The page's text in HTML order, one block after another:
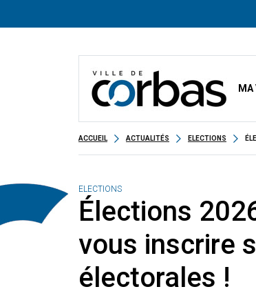
MA
ACCUEIL ACTUALITÉS ELECTIONS
ELECTIONS
Élections
vous inscrire
électorales !